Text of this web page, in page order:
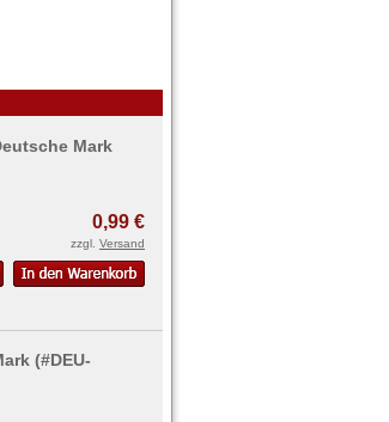
Mark
0,99 €
zzgl. Versand
(#DEU-